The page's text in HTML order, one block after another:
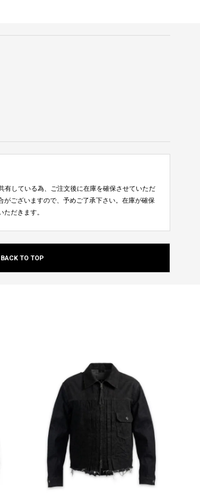
有している為、ご注文後に在庫を確保させていただ
がございますので、予めご了承下さい。在庫が確保
だきます。
BACK TO TOP